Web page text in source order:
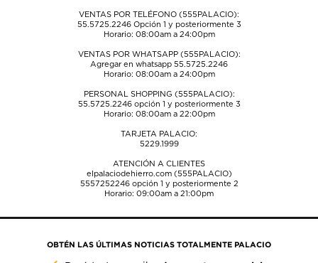
VENTAS POR TELÉFONO (555PALACIO):
55.5725.2246Opción 1 y posteriormente 3
Horario: 08:00am a 24:00pm
VENTAS POR WHATSAPP (555PALACIO):
Agregar en whatsapp 55.5725.2246
Horario: 08:00am a 24:00pm
PERSONAL SHOPPING (555PALACIO):
55.5725.2246opción 1 y posteriormente 3
Horario: 08:00am a 22:00pm
TARJETA PALACIO:
5229.1999
ATENCIÓN A CLIENTES
elpalaciodehierro.com (555PALACIO)
5557252246opción 1 y posteriormente 2
Horario: 09:00am a 21:00pm
OBTÉN LAS ÚLTIMAS NOTICIAS TOTALMENTE PALACIO